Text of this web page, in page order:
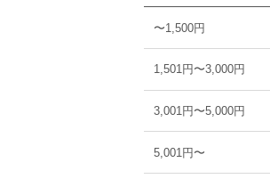
〜1,500円
1,501円〜3,000円
3,001円〜5,000円
5,001円〜